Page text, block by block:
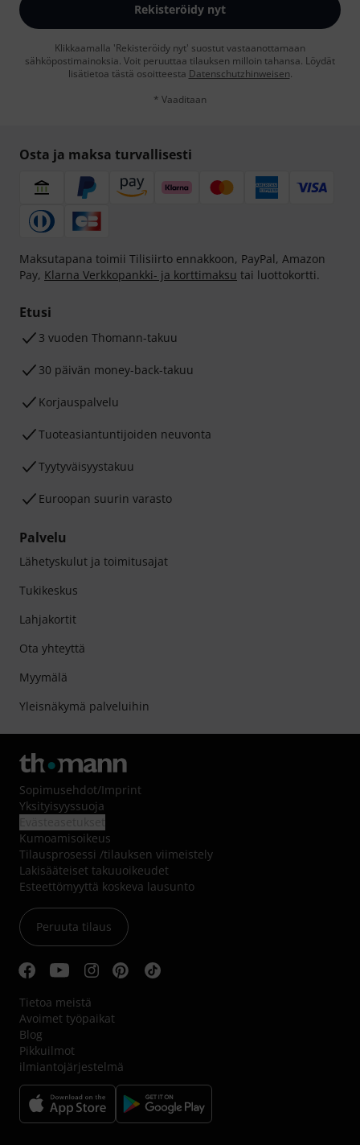
Rekisteröidy nyt
Klikkaamalla 'Rekisteröidy nyt' suostut vastaanottamaan
sähköpostimainoksia. Voit peruuttaa tilauksen milloin tahansa. Löydät
lisätietoa tästä osoitteesta Datenschutzhinweisen.
* Vaaditaan
Osta ja maksa turvallisesti
Maksutapana toimii Tilisiirto ennakkoon, PayPal, Amazon
Pay, Klarna Verkkopankki- ja korttimaksu tai luottokortti.
Etusi
3 vuoden Thomann-takuu
30 päivän money-back-takuu
Korjauspalvelu
Tuoteasiantuntijoiden neuvonta
Tyytyväisyystakuu
Euroopan suurin varasto
Palvelu
Lähetyskulut ja toimitusajat
Tukikeskus
Lahjakortit
Ota yhteyttä
Myymälä
Yleisnäkymä palveluihin
Sopimusehdot/Imprint
Yksityisyyssuoja
Kumoamisoikeus
Tilausprosessi /tilauksen viimeistely
Lakisääteiset takuuoikeudet
Esteettömyyttä koskeva lausunto
Peruuta tilaus
Tietoa meistä
Avoimet työpaikat
Blog
Pikkuilmot
ilmiantojärjestelmä